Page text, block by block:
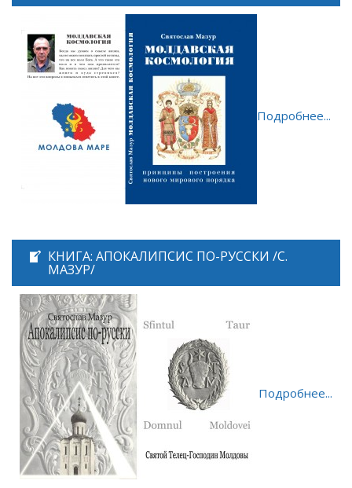
Подробнее...
КНИГА: АПОКАЛИПСИС ПО-РУССКИ /С.
МАЗУР/
Подробнее...